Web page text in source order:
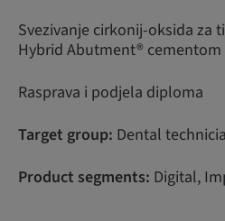
Svezivanje cirkonij-oksida za
Hybrid Abutment® cementom
Rasprava i podjela diploma
Target group: Dental
Product segments: Digital,